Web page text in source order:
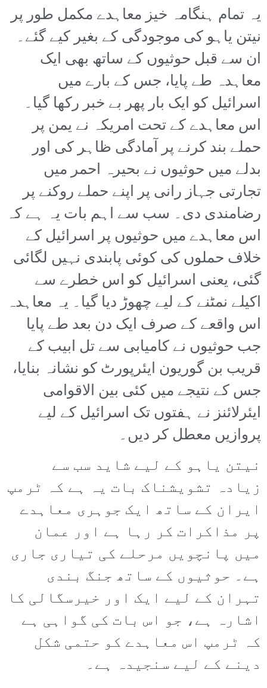
یہ تمام ہنگامہ خیز معاہدے مکمل طور پر
نیتن یاہو کی موجودگی کے بغیر کیے گئے۔
ان سے قبل حوثیوں کے ساتھ بھی ایک
معاہدہ طے پایا، جس کے بارے میں
اسرائیل کو ایک بار پھر بے خبر رکھا گیا۔
اس معاہدے کے تحت امریکہ نے یمن پر
حملے بند کرنے پر آمادگی ظاہر کی اور
بدلے میں حوثیوں نے بحیرہ احمر میں
تجارتی جہاز رانی پر اپنے حملے روکنے پر
رضامندی دی۔ سب سے اہم بات یہ ہے کہ
اس معاہدے میں حوثیوں پر اسرائیل کے
خلاف حملوں کی کوئی پابندی نہیں لگائی
گئی، یعنی اسرائیل کو اس خطرے سے
اکیلے نمٹنے کے لیے چھوڑ دیا گیا۔ یہ معاہدہ
اس واقعے کے صرف ایک دن بعد طے پایا
جب حوثیوں نے کامیابی سے تل ابیب کے
قریب بن گوریون ایئرپورٹ کو نشانہ بنایا،
جس کے نتیجے میں کئی بین الاقوامی
ایئرلائنز نے ہفتوں تک اسرائیل کے لیے
پروازیں معطل کر دیں۔
نیتن یاہو کے لیے شاید سب سے
زیادہ تشویشناک بات یہ ہے کہ ٹرمپ
ایران کے ساتھ ایک جوہری معاہدے
پر مذاکرات کر رہا ہے اور عمان
میں پانچویں مرحلے کی تیاری جاری
ہے۔ حوثیوں کے ساتھ جنگ بندی
تہران کے لیے ایک اور خیرسگالی کا
اشارہ ہے، جو اس بات کی گواہی ہے
کہ ٹرمپ اس معاہدے کو حتمی شکل
دینے کے لیے سنجیدہ ہے۔